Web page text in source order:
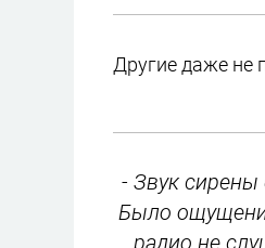
Другие даже не
- Звук сирены
Было